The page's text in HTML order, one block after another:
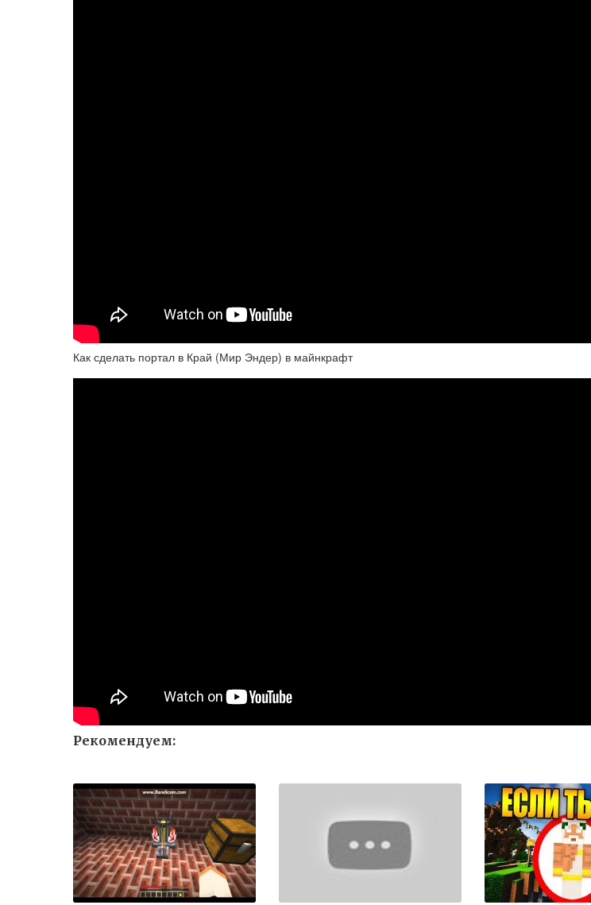
Как сделать портал в Край (Мир Эндер) в майнкрафт
Рекомендуем: